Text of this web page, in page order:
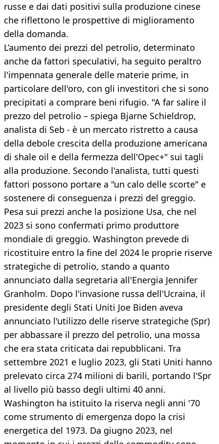
russe e dai dati positivi sulla produzione cinese
che riflettono le prospettive di miglioramento
della domanda.
L’aumento dei prezzi del petrolio, determinato
anche da fattori speculativi, ha seguito peraltro
l'impennata generale delle materie prime, in
particolare dell'oro, con gli investitori che si sono
precipitati a comprare beni rifugio. "A far salire il
prezzo del petrolio – spiega Bjarne Schieldrop,
analista di Seb - è un mercato ristretto a causa
della debole crescita della produzione americana
di shale oil e della fermezza dell'Opec+" sui tagli
alla produzione. Secondo l'analista, tutti questi
fattori possono portare a "un calo delle scorte" e
sostenere di conseguenza i prezzi del greggio.
Pesa sui prezzi anche la posizione Usa, che nel
2023 si sono confermati primo produttore
mondiale di greggio. Washington prevede di
ricostituire entro la fine del 2024 le proprie riserve
strategiche di petrolio, stando a quanto
annunciato dalla segretaria all'Energia Jennifer
Granholm. Dopo l'invasione russa dell'Ucraina, il
presidente degli Stati Uniti Joe Biden aveva
annunciato l'utilizzo delle riserve strategiche (Spr)
per abbassare il prezzo del petrolio, una mossa
che era stata criticata dai repubblicani. Tra
settembre 2021 e luglio 2023, gli Stati Uniti hanno
prelevato circa 274 milioni di barili, portando l'Spr
al livello più basso degli ultimi 40 anni.
Washington ha istituito la riserva negli anni '70
come strumento di emergenza dopo la crisi
energetica del 1973. Da giugno 2023, nel